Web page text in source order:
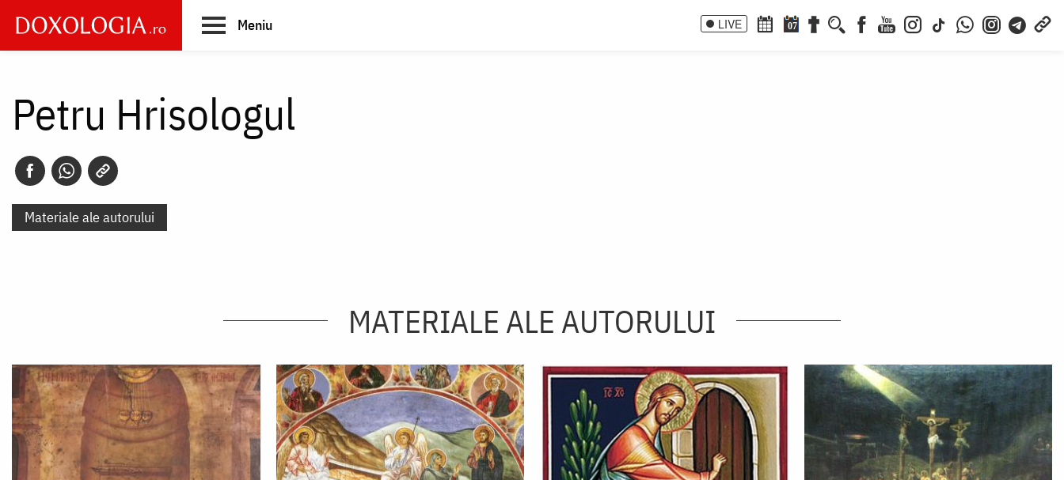
main
Meniu LIVE 07
Petru Hrisologul
Materiale ale autorului
MATERIALE ALE AUTORULUI